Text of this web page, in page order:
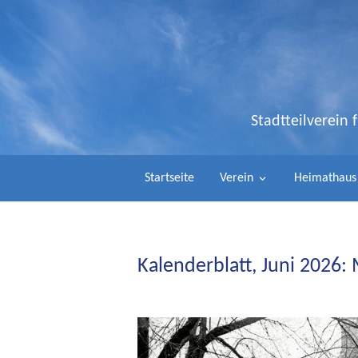
Stadtteilverein
Startseite Verein Heimathaus
Kalenderblatt, Juni 2026: